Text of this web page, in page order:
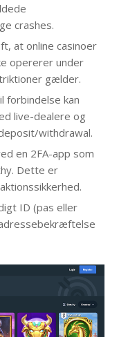
crashes.
at online casinoer
opererer under
gælder.
forbindelse kan
live-dealere og
withdrawal.
en 2FA-app som
Dette er
ID (pas eller